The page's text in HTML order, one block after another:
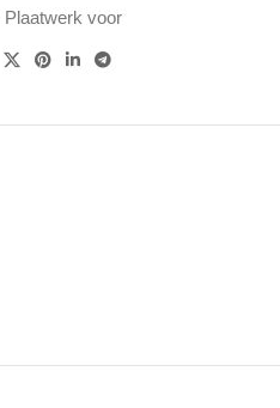
Plaatwerk voor